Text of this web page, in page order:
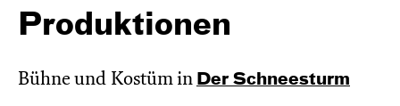
Produktionen
Bühne und Kostüm in Der Schnee­sturm